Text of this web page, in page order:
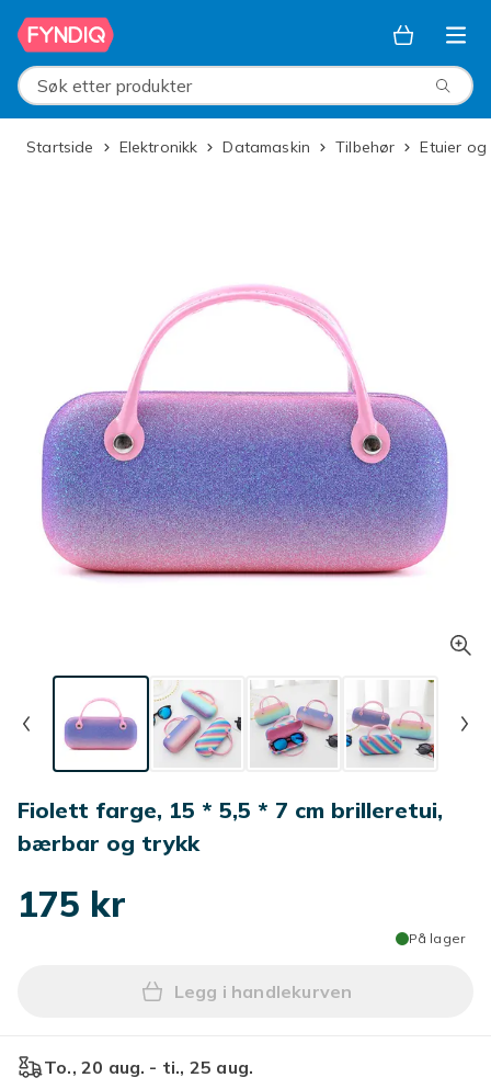
Hopp til hovedinnhold
Søk etter produkter
Startside Elektronikk Datamaskin Tilbehør Etuier
Fiolett farge, 15 * 5,5 * 7 cm brilleretui,
bærbar og trykk
175 kr
På lager
Legg Fiolett farge, 15 *
Legg i handlekurven
To., 20 aug. - ti., 25 aug.